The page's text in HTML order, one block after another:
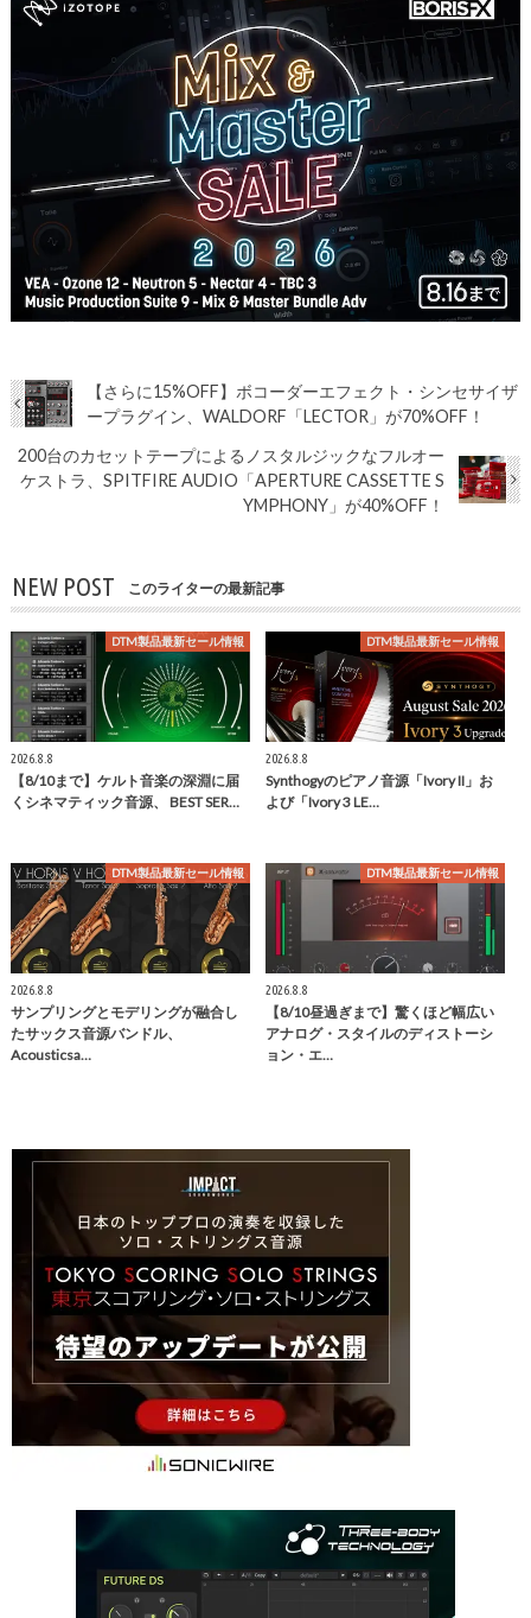
【さらに15%OFF】ボコーダーエフェクト・シンセサイザ
ープラグイン、WALDORF「LECTOR」が70%OFF！
200台のカセットテープによるノスタルジックなフルオー
ケストラ、SPITFIRE AUDIO「APERTURE CASSETTE S
YMPHONY」が40%OFF！
NEW POST このライターの最新記事
DTM製品最新セール情報
2026.8.8
【8/10まで】ケルト音楽の深淵に届
くシネマティック音源、 BEST SER…
DTM製品最新セール情報
2026.8.8
Synthogyのピアノ音源「Ivory II」お
よび「Ivory 3 LE…
DTM製品最新セール情報
2026.8.8
サンプリングとモデリングが融合し
たサックス音源バンドル、
Acousticsa…
DTM製品最新セール情報
2026.8.8
【8/10昼過ぎまで】驚くほど幅広い
アナログ・スタイルのディストーシ
ョン・エ…